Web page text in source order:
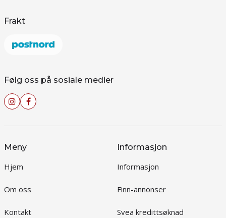
Frakt
Følg oss på sosiale medier
Meny
Hjem
Om oss
Kontakt
Informasjon
Informasjon
Finn-annonser
Svea kredittsøknad